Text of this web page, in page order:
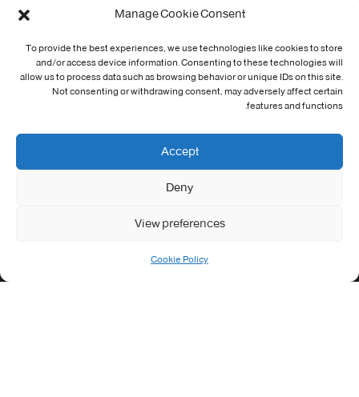
Manage Cookie Consent
To provide the best experiences, we use technologies like cookies to store
and/or access device information. Consenting to these technologies will
allow us to process data such as browsing behavior or unique IDs on this site.
Not consenting or withdrawing consent, may adversely affect certain
features and functions.
Accept
Deny
View preferences
Cookie Policy
Cookie Policy (EU)
معلومات الاتصال
Address:
جامعة العربي التبسي طريق قسنطينة - تبسة
contact@univ-tebessa.dz